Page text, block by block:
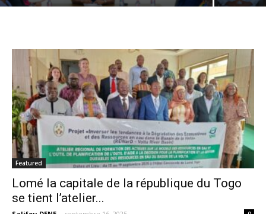
Featured
Lomé la capitale de la république du Togo
se tient l’atelier...